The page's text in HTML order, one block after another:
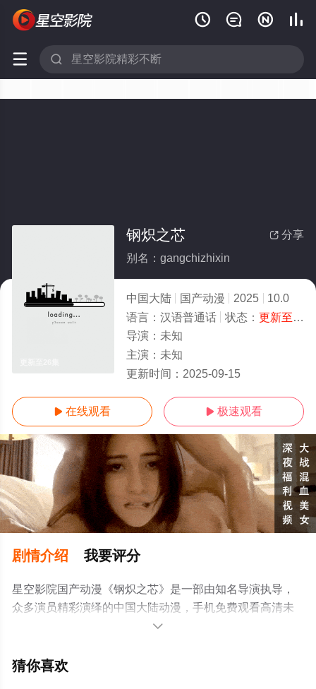
   
 
 分享
钢炽之芯
别名：gangchizhixin
中国大陆 国产动漫 2025
10.0
语言： 汉语普通话 状态： 更新至26集
导演： 未知
主演： 未知
更新时间： 2025-09-15
 在线观看  极速观看
剧情介绍 我要评分
星空影院国产动漫《钢炽之芯》是一部由知名导演执导，
众多演员精彩演绎的中国大陆动漫，手机免费观看高清未
删减完整版动漫全集就上星空电影网，更多相关信息可移

猜你喜欢